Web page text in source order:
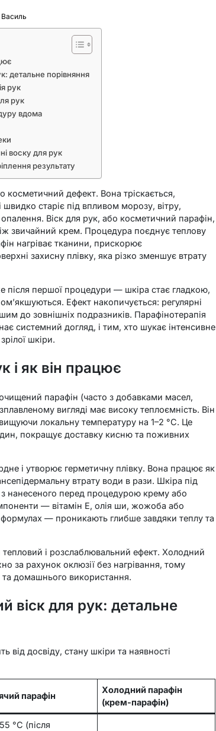
детальне порівняння
рук
рук
вдома
воску для рук
результату
дефект. Вона тріскається,
швидко старіє під впливом морозу, вітру,
опалення. Віск для рук, або косметичний парафін,
звичайний крем. Процедура поєднує теплову
нагріває тканини, прискорює
захисну плівку, яка різко зменшує втрату
після першої процедури — шкіра стає гладкою,
Ефект накопичується: регулярні
до зовнішніх подразників. Парафінотерапія
системний догляд, і тим, хто шукає інтенсивне
шкіри.
і як він працює
парафін (часто з добавками масел,
вигляді має високу теплоємність. Він
локальну температуру на 1–2 °C. Це
покращує доставку кисню та поживних
і утворює герметичну плівку. Вона працює як
втрату води в рази. Шкіра під
з нанесеного перед процедурою крему або
— вітамін E, олія ши, жожоба або
формулах — проникають глибше завдяки теплу та
і розслаблювальний ефект. Холодний
за рахунок оклюзії без нагрівання, тому
та домашнього використання.
віск для рук: детальне
від досвіду, стану шкіри та наявності
парафін
Холодний парафін
(крем-парафін)
°C (після